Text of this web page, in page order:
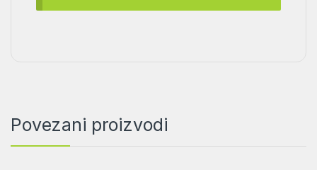
Povezani proizvodi